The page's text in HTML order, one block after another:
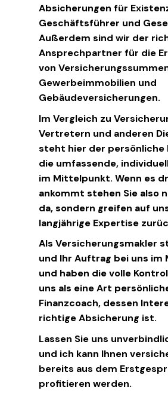
Absicherungen für
Geschäftsführer und
Außerdem sind wir der
Ansprechpartner für die
von
Gewerbeimmobilien und
Gebäudeversicherungen.
Im Vergleich zu
Vertretern und anderen
steht hier der persönliche
die umfassende,
im Mittelpunkt. Wenn es
ankommt stehen Sie also
da, sondern greifen auf
langjährige Expertise
Als Versicherungsmakler
und Ihr Auftrag bei uns
und haben die volle
uns als eine Art
Finanzcoach, dessen
richtige Absicherung ist.
Lassen Sie uns
und ich kann Ihnen
bereits aus dem
profitieren werden.